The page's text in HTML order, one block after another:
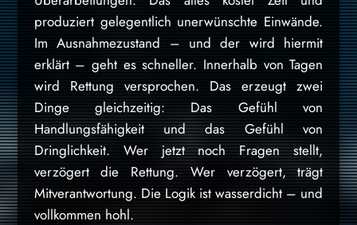
produziert gelegentlich unerwünschte Einwände.
Im Ausnahmezustand – und der wird hiermit
erklärt – geht es schneller. Innerhalb von Tagen
wird Rettung versprochen. Das erzeugt zwei
Dinge gleichzeitig: Das Gefühl von
Handlungsfähigkeit und das Gefühl von
Dringlichkeit. Wer jetzt noch Fragen stellt,
verzögert die Rettung. Wer verzögert, trägt
Mitverantwortung. Die Logik ist wasserdicht – und
vollkommen hohl.